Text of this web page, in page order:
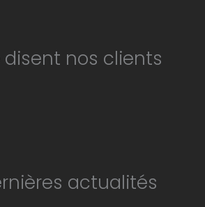
disent nos clients
actualités